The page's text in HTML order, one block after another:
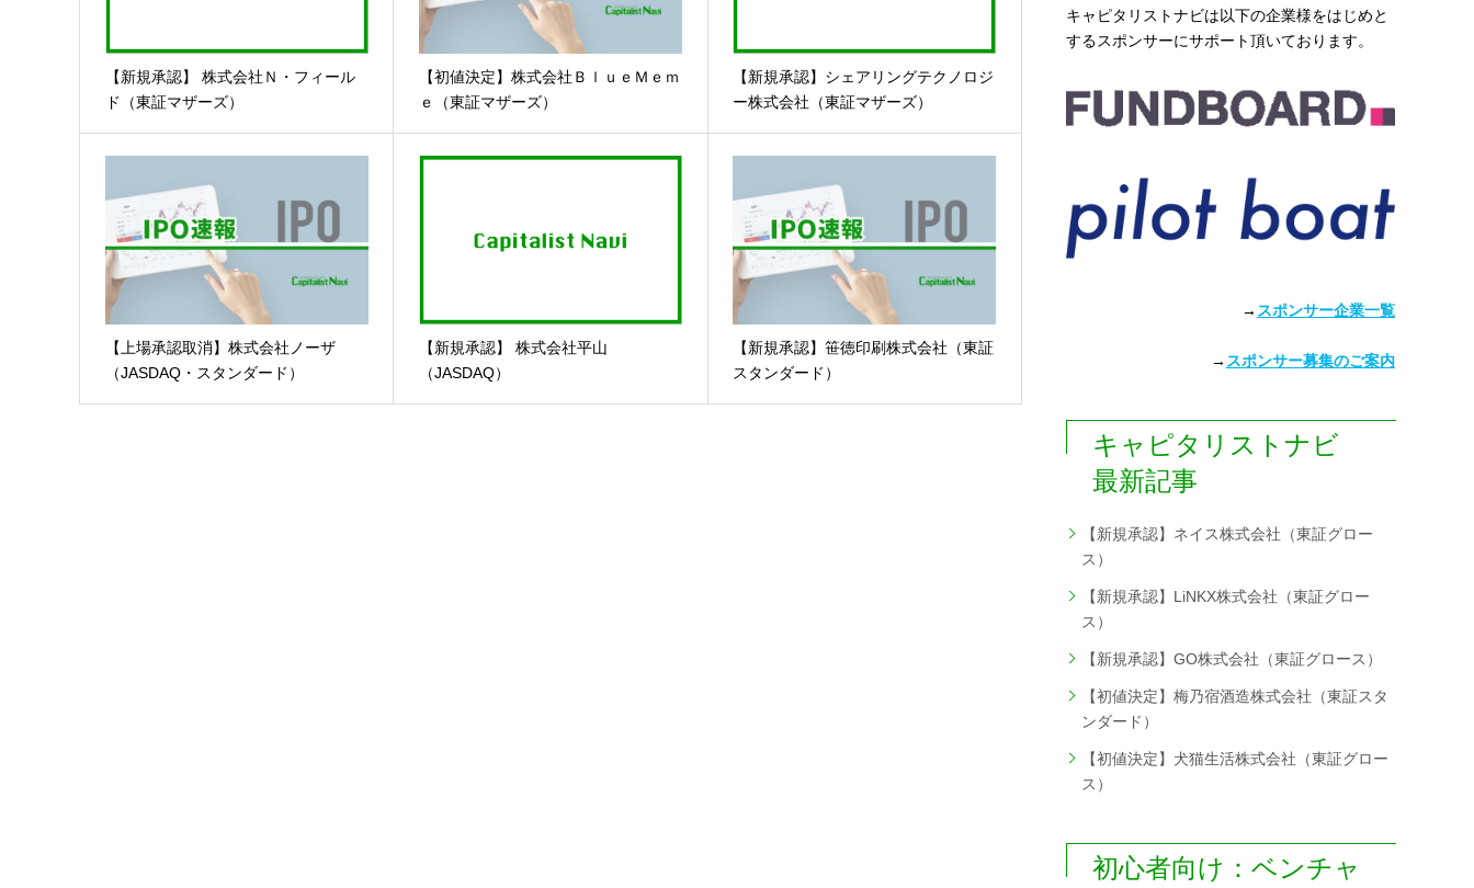
【新規承認】 株式会社Ｎ・フィール
ド（東証マザーズ）
【初値決定】株式会社ＢｌｕｅＭｅｍ
ｅ（東証マザーズ）
【新規承認】シェアリングテクノロジ
ー株式会社（東証マザーズ）
【上場承認取消】株式会社ノーザ
（JASDAQ・スタンダード）
【新規承認】 株式会社平山
（JASDAQ）
【新規承認】笹徳印刷株式会社（東証
スタンダード）
キャピタリストナビは以下の企業様をはじめと
するスポンサーにサポート頂いております。
→ スポンサー企業一覧
→ スポンサー募集のご案内
キャピタリストナビ
最新記事
【新規承認】ネイス株式会社（東証グロー
ス）
【新規承認】LiNKX株式会社（東証グロー
ス）
【新規承認】GO株式会社（東証グロース）
【初値決定】梅乃宿酒造株式会社（東証スタ
ンダード）
【初値決定】犬猫生活株式会社（東証グロー
ス）
初心者向け：ベンチャ